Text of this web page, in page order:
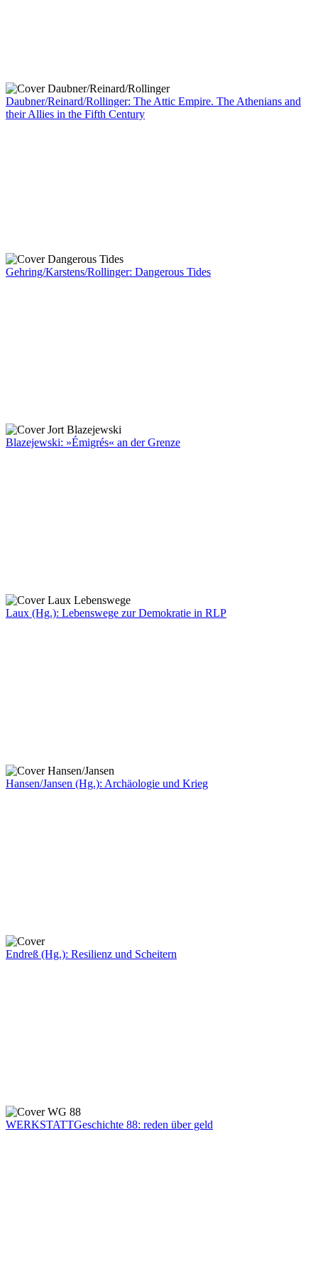
Daubner/Reinard/Rollinger: The Attic Empire. The Athenians and
their Allies in the Fifth Century
Gehring/Karstens/Rollinger: Dangerous Tides
Blazejewski: »Émigrés« an der Grenze
Laux (Hg.): Lebenswege zur Demokratie in RLP
Hansen/Jansen (Hg.): Archäologie und Krieg
Endreß (Hg.): Resilienz und Scheitern
WERKSTATTGeschichte 88: reden über geld